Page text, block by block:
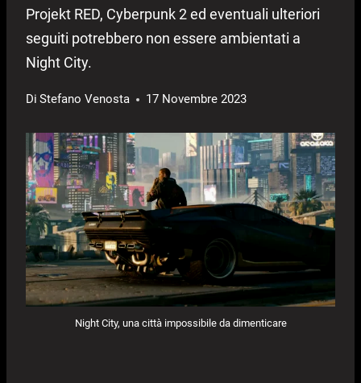
Projekt RED, Cyberpunk 2 ed eventuali ulteriori
seguiti potrebbero non essere ambientati a
Night City.
Di Stefano Venosta 17 Novembre 2023
Night City, una città impossibile da dimenticare